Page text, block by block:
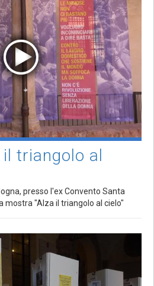
triangolo al
presso l'ex Convento Santa
mostra "Alza il triangolo al cielo"